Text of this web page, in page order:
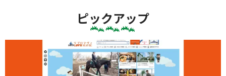
ピックアップ